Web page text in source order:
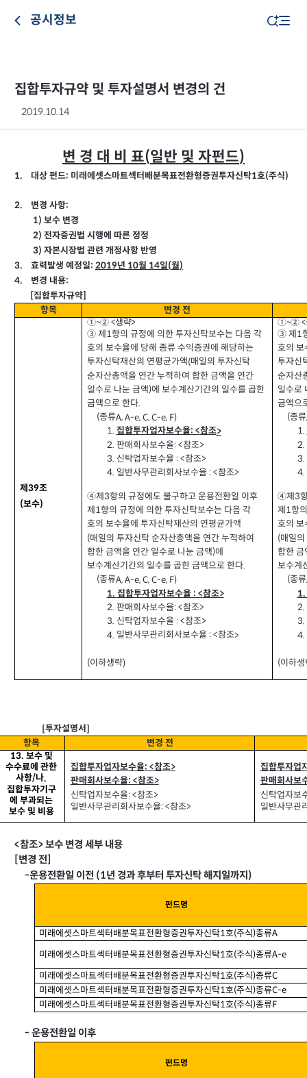
공시정보
집합투자규약 및 투자설명서 변경의 건
2019.10.14
변 경 대 비 표(일반 및 자펀드)
1. 대상 펀드: 미래에셋스마트섹터배분목표전환형증권투자신탁1호(주식)
2. 변경 사항:
1) 보수 변경
2) 전자증권법 시행에 따른 정정
3) 자본시장법 관련 개정사항 반영
3.
효력발생 예정일: 2019년 10월 14일(월)
4.
변경 내용:
집합투자규약]
항목
변경 전
제39조
(보수)
①~② <생략>
③제 1항의 규정에 의한 투자신탁보수는 다음 각
호의 보수율에 당해 종류 수익증권에 해당하는
투자신탁재산의 연평균가액(매일의 투자신탁
순자산총액을 연간 누적하여 합한 금액을 연간
일수로 나눈 금액)에 보수계산기간의 일수를 곱한
금액으로 한다.
(종류A, A-e, C, C-e, F)
1. 집합투자업자보수율: <참조>
2. 판매회사보수율: <참조>
3. 신탁업자보수율: <참조>
4. 일반사무관리회사보수율: <참조>
④제3항의 규정에도 불구하고 운용전환일 이후
제 1항의 규정에 의한 투자신탁보수는 다음 각
호의 보수율에 투자신탁재산의 연평균가액
(매일의 투자신탁 순자산총액을 연간 누적하여
합한 금액을 연간 일수로 나눈 금액)에
보수계산기간의 일수를 곱한 금액으로 한다.
(종류A, A-e, C, C-e, F)
1. 집합투자업자보수율: <참조>
2. 판매회사보수율: <참조>
3. 신탁업자보수율: <참조>
4. 일반사무관리회사보수율: <참조>
(이하생략)
①~② <
③제 1
호의 보
투자신
순자산
일수로
금액으
(종류
1.
2.
3.
4.
④제3
제 1항
호의 보
(매일
합한 금
보수계
(종류
1.
2.
3.
4.
(이하생
[투자설명서]
항목
변경 전
13. 보수 및
수수료에 관한
사항/나.
집합투자기구
에 부과되는
보수 및 비용
집합투자업자보수율: <참조>
판매회사보수율: <참조>
신탁업자보수율: <참조>
일반사무관리회사보수율: <참조>
집합투자업
판매회사보
신탁업자보
일반사무관
<참조>보수 변경 세부 내용
[변경 전]
-운용전환일 이전 (1년 경과 후부터 투자신탁 해지일까지 )
펀드명
미래에셋스마트섹터배분목표전환형증권투자신탁1호(주식)종류A
미래에셋스마트섹터배분목표전환형증권투자신탁1호(주식)종류A-e
미래에셋스마트섹터배분목표전환형증권투자신탁1호(주식)종류C
미래에셋스마트섹터배분목표전환형증권투자신탁1호(주식)종류C-e
미래에셋스마트섹터배분목표전환형증권투자신탁1호(주식)종류F
- 운용전환일 이후
펀드명